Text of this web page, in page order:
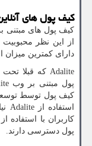
کیف پول های
کیف پول های مبتنی
از این نظر
دارای کمترین
Adalite که قبلا
پول مبتنی بر وب
کیف پول توسط
استفاده ازAdalite
کاربران با استفاده
پول دسترسی دارند.